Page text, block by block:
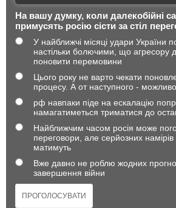
На вашу думку, коли далекобійні
примусять росію сісти за стіл
У найближчі місяці удари України
настільки болючими, що агресору
поновити перемовини
Цього року не варто чекати
процесу. А от наступного -
рф навпаки піде на ескалацію
намагатиметься триматися до
Найближчим часом росія може
переговори, але серйозних намірів
матимуть
Вже давно не роблю жодних
завершення війни